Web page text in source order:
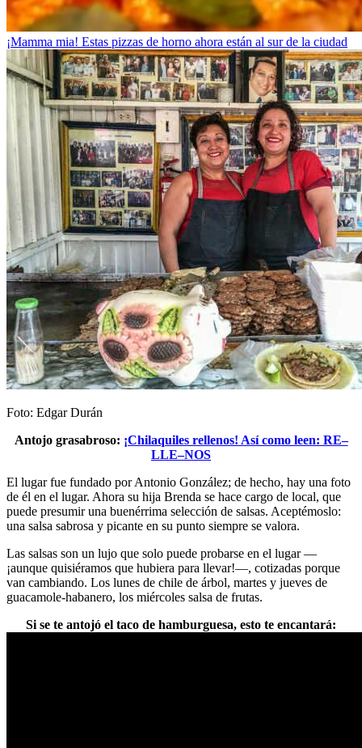
¡Mamma mia! Estas pizzas de horno ahora están al sur de la ciudad
Foto: Edgar Durán
Antojo grasabroso: ¡Chilaquiles rellenos! Así como leen: RE–
LLE–NOS
El lugar fue fundado por Antonio González; de hecho, hay una foto
de él en el lugar. Ahora su hija Brenda se hace cargo de local, que
puede presumir una buenérrima selección de salsas. Aceptémoslo:
una salsa sabrosa y picante en su punto siempre se valora.
Las salsas son un lujo que solo puede probarse en el lugar —
¡aunque quisiéramos que hubiera para llevar!—, cotizadas porque
van cambiando. Los lunes de chile de árbol, martes y jueves de
guacamole-habanero, los miércoles salsa de frutas.
Si se te antojó el taco de hamburguesa, esto te encantará: